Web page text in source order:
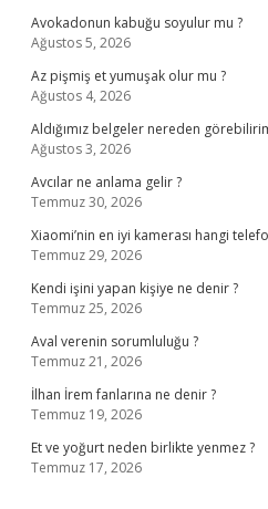
Avokadonun kabuğu soyulur mu ?
Ağustos 5, 2026
Az pişmiş et yumuşak olur mu ?
Ağustos 4, 2026
Aldığımız belgeler nereden
Ağustos 3, 2026
Avcılar ne anlama gelir ?
Temmuz 30, 2026
Xiaomi’nin en iyi kamerası hangi
Temmuz 29, 2026
Kendi işini yapan kişiye ne denir ?
Temmuz 25, 2026
Aval verenin sorumluluğu ?
Temmuz 21, 2026
İlhan İrem fanlarına ne denir ?
Temmuz 19, 2026
Et ve yoğurt neden birlikte yenmez ?
Temmuz 17, 2026